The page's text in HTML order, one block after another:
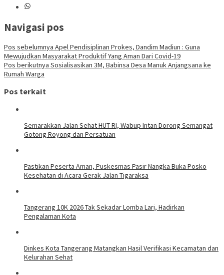
Navigasi pos
Pos sebelumnya Apel Pendisiplinan Prokes, Dandim Madiun : Guna
Mewujudkan Masyarakat Produktif Yang Aman Dari Covid-19
Pos berikutnya Sosialisasikan 3M, Babinsa Desa Manuk Anjangsana ke
Rumah Warga
Pos terkait
Semarakkan Jalan Sehat HUT RI, Wabup Intan Dorong Semangat
Gotong Royong dan Persatuan
Pastikan Peserta Aman, Puskesmas Pasir Nangka Buka Posko
Kesehatan di Acara Gerak Jalan Tigaraksa
Tangerang 10K 2026 Tak Sekadar Lomba Lari, Hadirkan
Pengalaman Kota
Dinkes Kota Tangerang Matangkan Hasil Verifikasi Kecamatan dan
Kelurahan Sehat